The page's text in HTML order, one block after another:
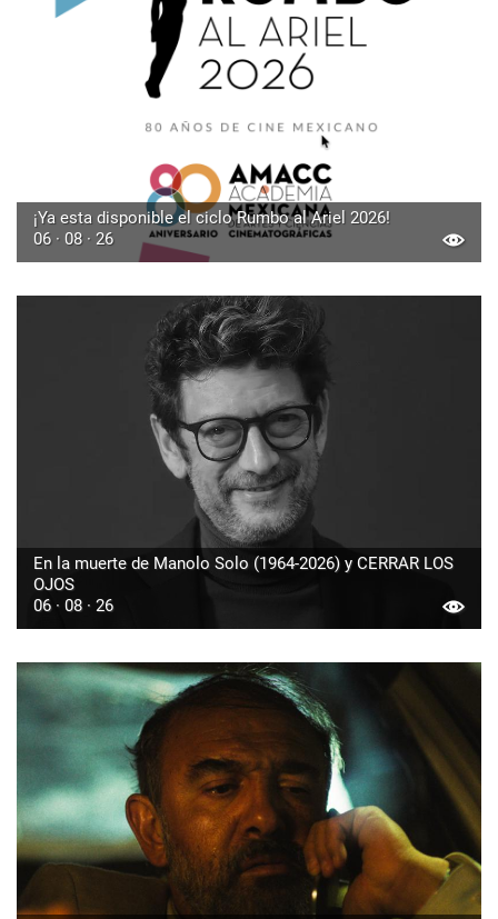
¡Ya esta disponible el ciclo Rumbo al Ariel 2026!
06 · 08 · 26
En la muerte de Manolo Solo (1964-2026) y CERRAR LOS
OJOS
06 · 08 · 26